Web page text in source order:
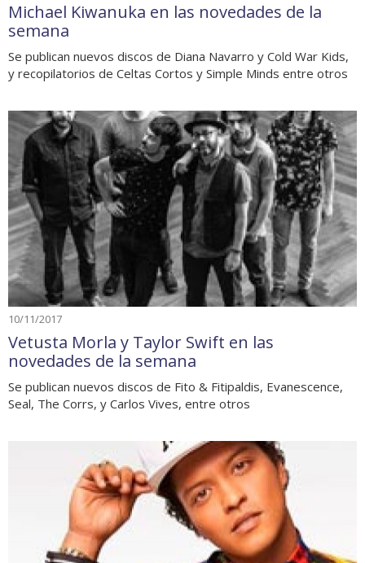
Michael Kiwanuka en las novedades de la
semana
Se publican nuevos discos de Diana Navarro y Cold War Kids,
y recopilatorios de Celtas Cortos y Simple Minds entre otros
10/11/2017
Vetusta Morla y Taylor Swift en las
novedades de la semana
Se publican nuevos discos de Fito & Fitipaldis, Evanescence,
Seal, The Corrs, y Carlos Vives, entre otros